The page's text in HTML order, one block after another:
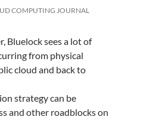
COMPUTING JOURNAL
Bluelock sees a lot of
from physical
cloud and back to
strategy can be
and other roadblocks on